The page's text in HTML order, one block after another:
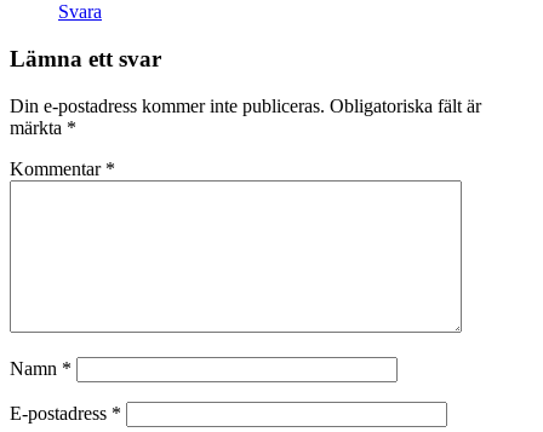
Svara
Lämna ett svar
Din e-postadress kommer inte publiceras. Obligatoriska fält är
märkta *
Kommentar *
Namn *
E-postadress *